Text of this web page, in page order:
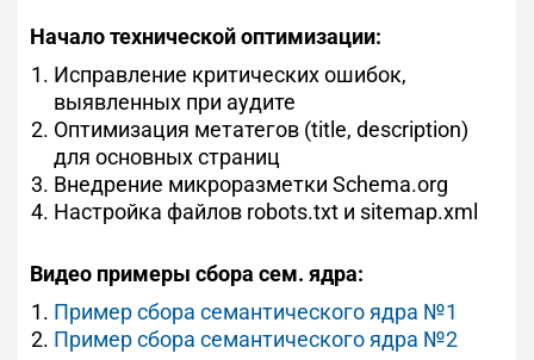
Начало технической оптимизации:
Исправление критических ошибок,
выявленных при аудите
Оптимизация метатегов (title, description)
для основных страниц
Внедрение микроразметки Schema.org
Настройка файлов robots.txt и sitemap.xml
Видео примеры сбора сем. ядра:
Пример сбора семантического ядра №1
Пример сбора семантического ядра №2